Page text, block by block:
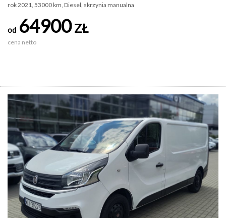
rok 2021, 53000 km, Diesel, skrzynia manualna
od 64900ZŁ
cena netto